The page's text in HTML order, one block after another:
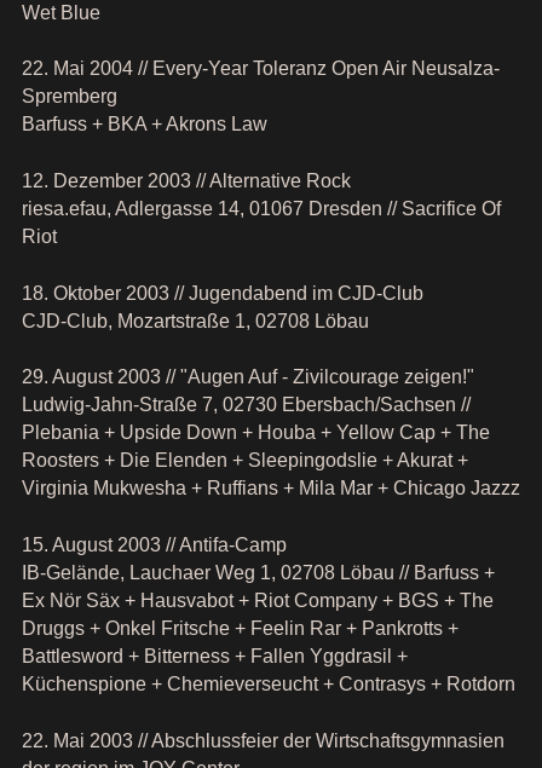
Wet Blue
22. Mai 2004 // Every-Year Toleranz Open Air Neusalza-
Spremberg
Barfuss + BKA + Akrons Law
12. Dezember 2003 // Alternative Rock
riesa.efau, Adlergasse 14, 01067 Dresden // Sacrifice Of
Riot
18. Oktober 2003 // Jugendabend im CJD-Club
CJD-Club, Mozartstraße 1, 02708 Löbau
29. August 2003 // "Augen Auf - Zivilcourage zeigen!"
Ludwig-Jahn-Straße 7, 02730 Ebersbach/Sachsen //
Plebania + Upside Down + Houba + Yellow Cap + The
Roosters + Die Elenden + Sleepingodslie + Akurat +
Virginia Mukwesha + Ruffians + Mila Mar + Chicago Jazzz
15. August 2003 // Antifa-Camp
IB-Gelände, Lauchaer Weg 1, 02708 Löbau // Barfuss +
Ex Nör Säx + Hausvabot + Riot Company + BGS + The
Druggs + Onkel Fritsche + Feelin Rar + Pankrotts +
Battlesword + Bitterness + Fallen Yggdrasil +
Küchenspione + Chemieverseucht + Contrasys + Rotdorn
22. Mai 2003 // Abschlussfeier der Wirtschaftsgymnasien